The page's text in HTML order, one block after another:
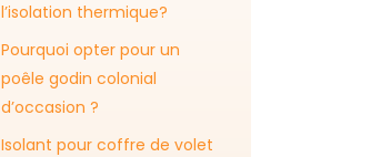
l’isolation thermique?
Pourquoi opter pour un
poêle godin colonial
d’occasion ?
Isolant pour coffre de volet